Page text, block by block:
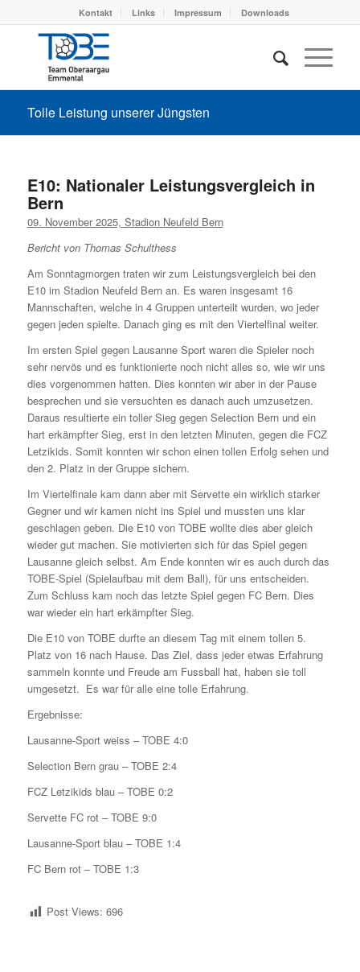
Kontakt Links Impressum Downloads
Tolle Leistung unserer Jüngsten
E10: Nationaler Leistungsvergleich in
Bern
09. November 2025, Stadion Neufeld Bern
Bericht von Thomas Schulthess
Am Sonntagmorgen traten wir zum Leistungsvergleich bei den
E10 im Stadion Neufeld Bern an. Es waren insgesamt 16
Mannschaften, welche in 4 Gruppen unterteilt wurden, wo jeder
gegen jeden spielte. Danach ging es mit den Viertelfinal weiter.
Im ersten Spiel gegen Lausanne Sport waren die Spieler noch
sehr nervös und es funktionierte noch nicht alles so, wie wir uns
dies vorgenommen hatten. Dies konnten wir aber in der Pause
besprechen und sie versuchten es danach auch umzusetzen.
Daraus resultierte ein toller Sieg gegen Selection Bern und ein
hart erkämpfter Sieg, erst in den letzten Minuten, gegen die FCZ
Letzikids. Somit konnten wir schon einen tollen Erfolg sehen und
den 2. Platz in der Gruppe sichern.
Im Viertelfinale kam dann aber mit Servette ein wirklich starker
Gegner und wir kamen nicht ins Spiel und mussten uns klar
geschlagen geben. Die E10 von TOBE wollte dies aber gleich
wieder gut machen. Sie motivierten sich für das Spiel gegen
Lausanne gleich selbst. Am Ende konnten wir es auch durch das
TOBE-Spiel (Spielaufbau mit dem Ball), für uns entscheiden.
Zum Schluss kam noch das letzte Spiel gegen FC Bern. Dies
war wieder ein hart erkämpfter Sieg.
Die E10 von TOBE durfte an diesem Tag mit einem tollen 5.
Platz von 16 nach Hause. Das Ziel, dass jeder etwas Erfahrung
sammeln konnte und Freude am Fussball hat, haben sie toll
umgesetzt. Es war für alle eine tolle Erfahrung.
Ergebnisse:
Lausanne-Sport weiss – TOBE 4:0
Selection Bern grau – TOBE 2:4
FCZ Letzikids blau – TOBE 0:2
Servette FC rot – TOBE 9:0
Lausanne-Sport blau – TOBE 1:4
FC Bern rot – TOBE 1:3
Post Views: 696